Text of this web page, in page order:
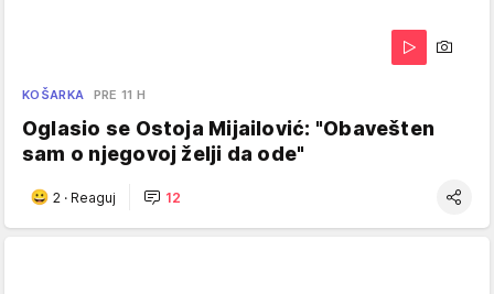
KOŠARKA PRE 11 H
Oglasio se Ostoja Mijailović: "Obavešten
sam o njegovoj želji da ode"
2 · Reaguj 12